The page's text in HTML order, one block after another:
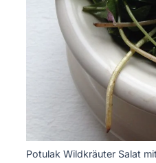
Potulak Wildkräuter Salat